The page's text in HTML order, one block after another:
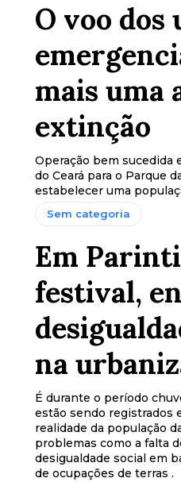
O voo dos
mais uma
extinção
Operação bem
do Ceará para o Parque
estabelecer uma
Sem categoria
Em
festival,
na
É durante o período
estão sendo registrados
realidade da população
problemas como a falta
desigualdade social em
de ocupações de terras .